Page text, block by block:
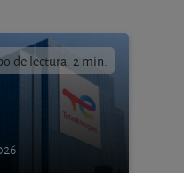
de lectura: 2 min.